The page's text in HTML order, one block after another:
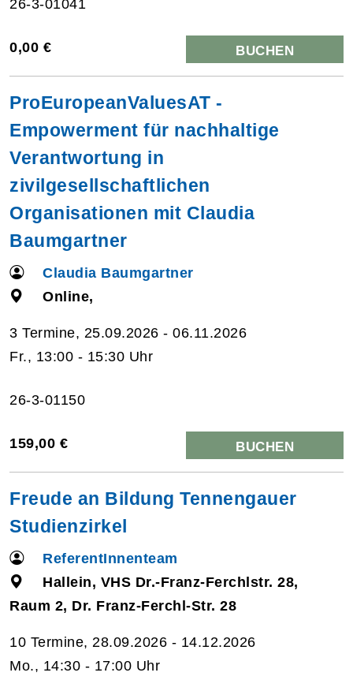
26-3-01041
0,00 € BUCHEN
ProEuropeanValuesAT -
Empowerment für nachhaltige
Verantwortung in
zivilgesellschaftlichen
Organisationen mit Claudia
Baumgartner
Claudia Baumgartner
Online,
3 Termine, 25.09.2026 - 06.11.2026
Fr., 13:00 - 15:30 Uhr
26-3-01150
159,00 € BUCHEN
Freude an Bildung Tennengauer
Studienzirkel
ReferentInnenteam
Hallein, VHS Dr.-Franz-Ferchlstr. 28,
Raum 2, Dr. Franz-Ferchl-Str. 28
10 Termine, 28.09.2026 - 14.12.2026
Mo., 14:30 - 17:00 Uhr